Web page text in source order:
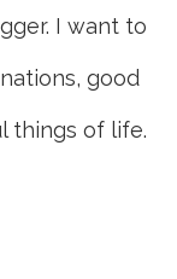
I want to
good
things of life.